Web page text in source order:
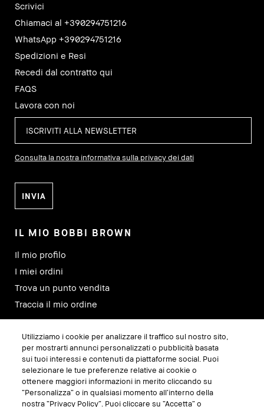
Scrivici
Chiamaci al +390294751216
WhatsApp +390294751216
Spedizioni e Resi
Recedi dal contratto qui
FAQS
Lavora con noi
Consulta la nostra informativa sulla privacy dei dati
IL MIO BOBBI BROWN
Il mio profilo
I miei ordini
Trova un punto vendita
Traccia il mio ordine
SEGUICI SU
Utilizziamo i cookie per analizzare il traffico sul nostro sito,
per mostrarti annunci personalizzati o pubblicità basata
sui tuoi interessi e contenuti da piattaforme social. Puoi
selezionare le tue preferenze relative ai cookie o
ottenere maggiori informazioni in merito cliccando su
“Personalizza” o in qualsiasi momento all’interno della
nostra “Privacy Policy”. Puoi cliccare su “Accetta” o